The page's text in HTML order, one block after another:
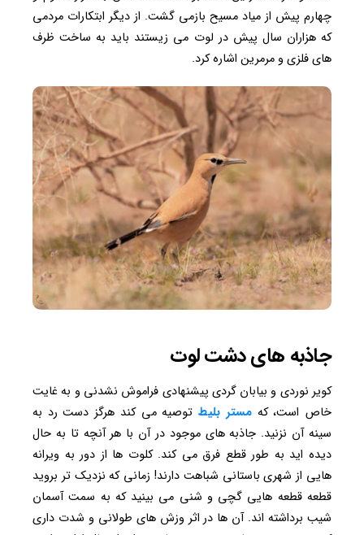
چهارم پیش از میاد مسیح بازمی گشت. از دیگر ابتکارات مردمی
که هزاران سال پیش در لوت می زیستند باید به ساخت ظرف
های فلزی و مرمرین اشاره کرد.
جاذبه های دشت لوت
کویر نوردی و بیابان گردی پیشنهادی فراموش نشدنی و به غایت
خاص است، کهمستر بلیطتوصیه می کند هرگز دست رد به
سینه آن نزنید. جاذبه های موجود در آن با هر آنچه تا به حال
دیده اید به طور قطع فرق می کند. کلوت ها از دور به ویرانه
هایی از شهری باستانی شباهت دارند! زمانی که نزدیک تر بروید
قطعه قطعه هایی گچی و شنی می بینید که به سمت آسمان
شیب برداشته اند. آن ها در اثر وزش های طولانی و شدت داری